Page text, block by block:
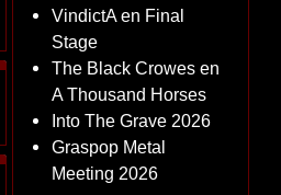
VindictA en Final
Stage
The Black Crowes en
A Thousand Horses
Into The Grave 2026
Graspop Metal
Meeting 2026